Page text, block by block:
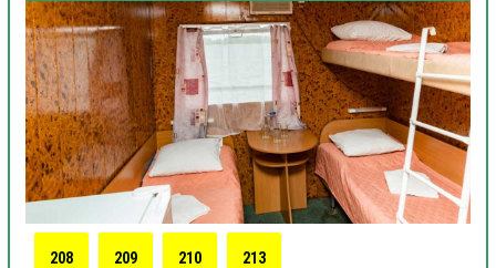
208 209 210 213